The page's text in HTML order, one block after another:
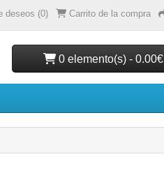
deseos (0) Carrito de la compra
0 elemento(s) - 0.00€